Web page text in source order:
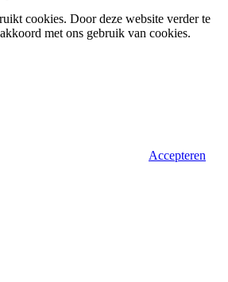
cookies. Door deze website verder te
met ons gebruik van cookies.
Accepteren